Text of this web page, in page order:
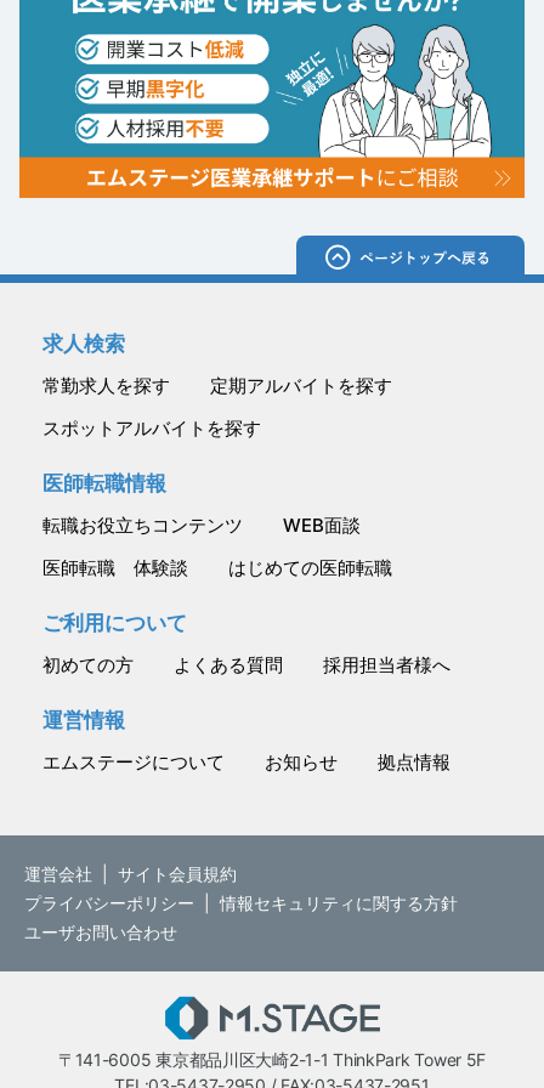
求人検索
常勤求人を探す
定期アルバイトを探す
スポットアルバイトを探す
医師転職情報
転職お役立ちコンテンツ
WEB面談
医師転職 体験談
はじめての医師転職
ご利用について
初めての方 よくある質問 採用担当者様へ
運営情報
エムステージについて お知らせ 拠点情報
運営会社
サイト会員規約
プライバシーポリシー
情報セキュリティに関する方針
ユーザお問い合わせ
〒141-6005 東京都品川区大崎2-1-1 ThinkPark Tower 5F